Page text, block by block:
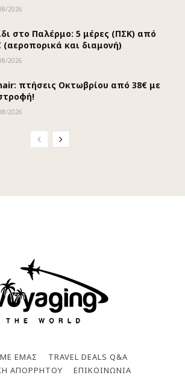
2026
στο Παλέρμο: 5 μέρες (ΠΣΚ) από
(αεροπορικά και διαμονή)
2026
πτήσεις Οκτωβρίου από 38€ με
2026
ΕΜΑΣ
TRAVEL DEALS Q&A
ΑΠΟΡΡΗΤΟΥ
ΕΠΙΚΟΙΝΩΝΙΑ